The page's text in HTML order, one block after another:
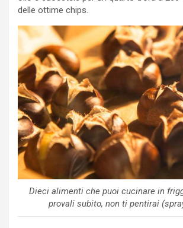
delle ottime chips.
Dieci alimenti che puoi cucinare in
provali subito, non ti pentirai